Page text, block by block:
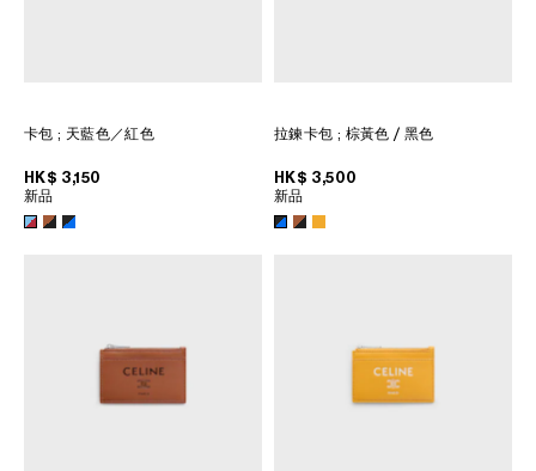
卡包; 天藍色／紅色
HK$ 3,150
新品
拉鍊卡包 ; 棕黃色 / 黑色
HK$ 3,500
新品
非洲